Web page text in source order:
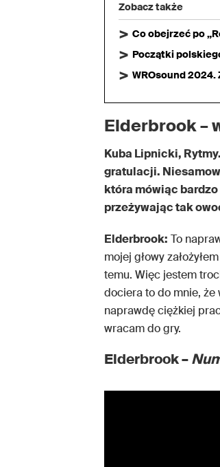
Zobacz także
Co obejrzeć po
Początki
WROsound 2024.
Elderbrook –
Kuba Lipnicki,
gratulacji.
która mówiąc
przeżywając tak
Elderbrook: To
mojej głowy
temu. Więc jestem
dociera to do mnie, że
naprawdę ciężkiej
wracam do gry.
Elderbrook –